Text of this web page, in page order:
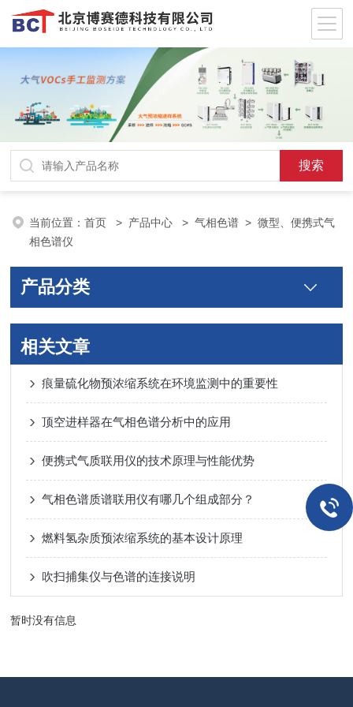
当前位置：首页 > 产品中心 >气相色谱 >微型、便携式气
相色谱仪
产品分类
相关文章
痕量硫化物预浓缩系统在环境监测中的重要性
顶空进样器在气相色谱分析中的应用
便携式气质联用仪的技术原理与性能优势
气相色谱质谱联用仪有哪几个组成部分？
燃料氢杂质预浓缩系统的基本设计原理
吹扫捕集仪与色谱的连接说明
暂时没有信息